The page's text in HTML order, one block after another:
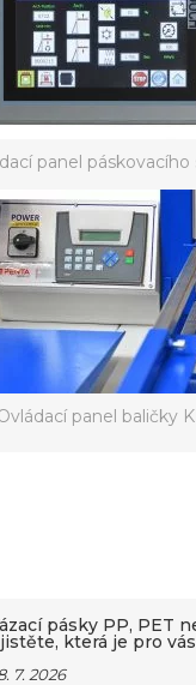
panel
panel baličky
pásky PP, PET
která je pro
7. 2026